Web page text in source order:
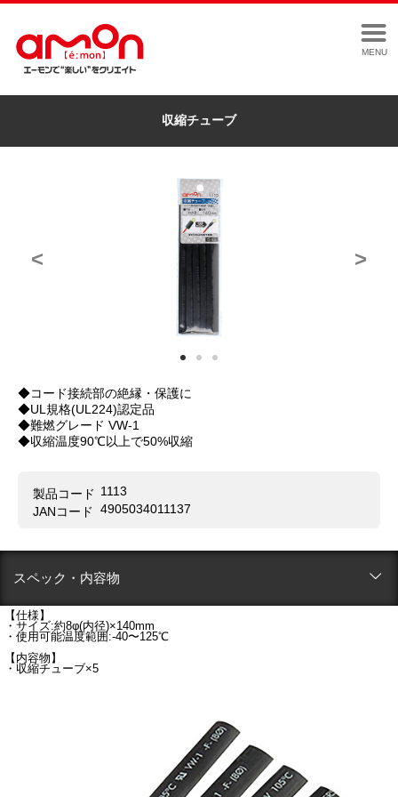
MENU
収縮チューブ
< >
◆コード接続部の絶縁・保護に
◆UL規格(UL224)認定品
◆難燃グレード VW-1
◆収縮温度90℃以上で50%収縮
製品コード 1113
JANコード
4905034011137
スペック・内容物
【仕様】
・サイズ:約8φ(内径)×140mm
・使用可能温度範囲:-40〜125℃
【内容物】
・収縮チューブ×5